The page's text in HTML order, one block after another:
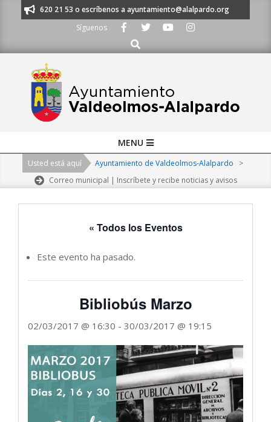
al 91 620 21 53 o escríbenos a ayuntamiento@alalpardo.org
Síguenos
Buscar
Navigation
MENU
Usted está aquí Ayuntamiento de Valdeolmos-Alalpardo
>
Correo municipal | Inscríbete y recibe noticias y avisos
« Todos los Eventos
Este evento ha pasado.
Bibliobús Marzo
02/03/2017 @ 16:30 - 30/03/2017 @ 19:15